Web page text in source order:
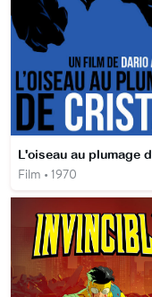
Film • 1970